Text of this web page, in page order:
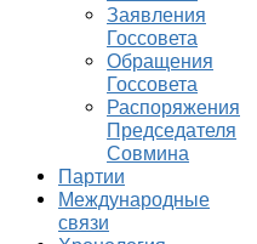
Заявления
Госсовета
Обращения
Госсовета
Распоряжения
Председателя
Совмина
Партии
Международные
связи